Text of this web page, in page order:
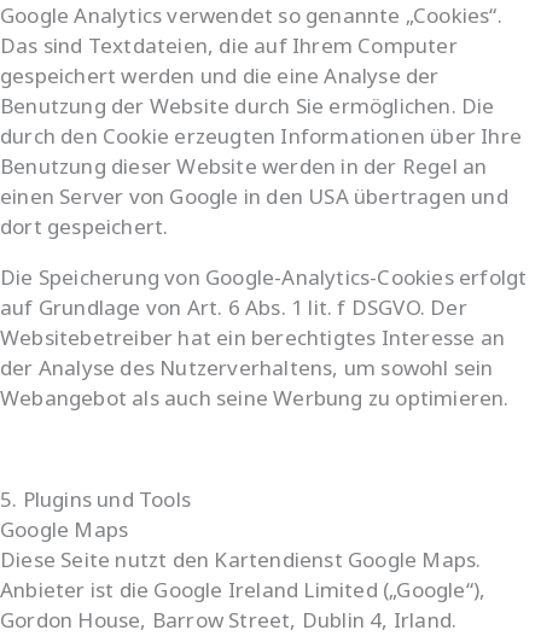
Google Analytics verwendet so genannte „Cookies“.
Das sind Textdateien, die auf Ihrem Computer
gespeichert werden und die eine Analyse der
Benutzung der Website durch Sie ermöglichen. Die
durch den Cookie erzeugten Informationen über Ihre
Benutzung dieser Website werden in der Regel an
einen Server von Google in den USA übertragen und
dort gespeichert.
Die Speicherung von Google-Analytics-Cookies erfolgt
auf Grundlage von Art. 6 Abs. 1 lit. f DSGVO. Der
Websitebetreiber hat ein berechtigtes Interesse an
der Analyse des Nutzerverhaltens, um sowohl sein
Webangebot als auch seine Werbung zu optimieren.
5. Plugins und Tools
Google Maps
Diese Seite nutzt den Kartendienst Google Maps.
Anbieter ist die Google Ireland Limited („Google“),
Gordon House, Barrow Street, Dublin 4, Irland.